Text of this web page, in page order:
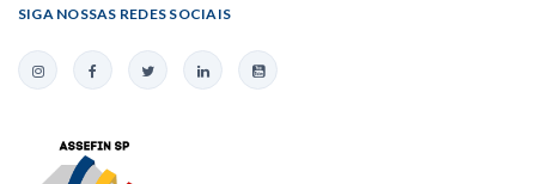
SIGA NOSSAS REDES SOCIAIS